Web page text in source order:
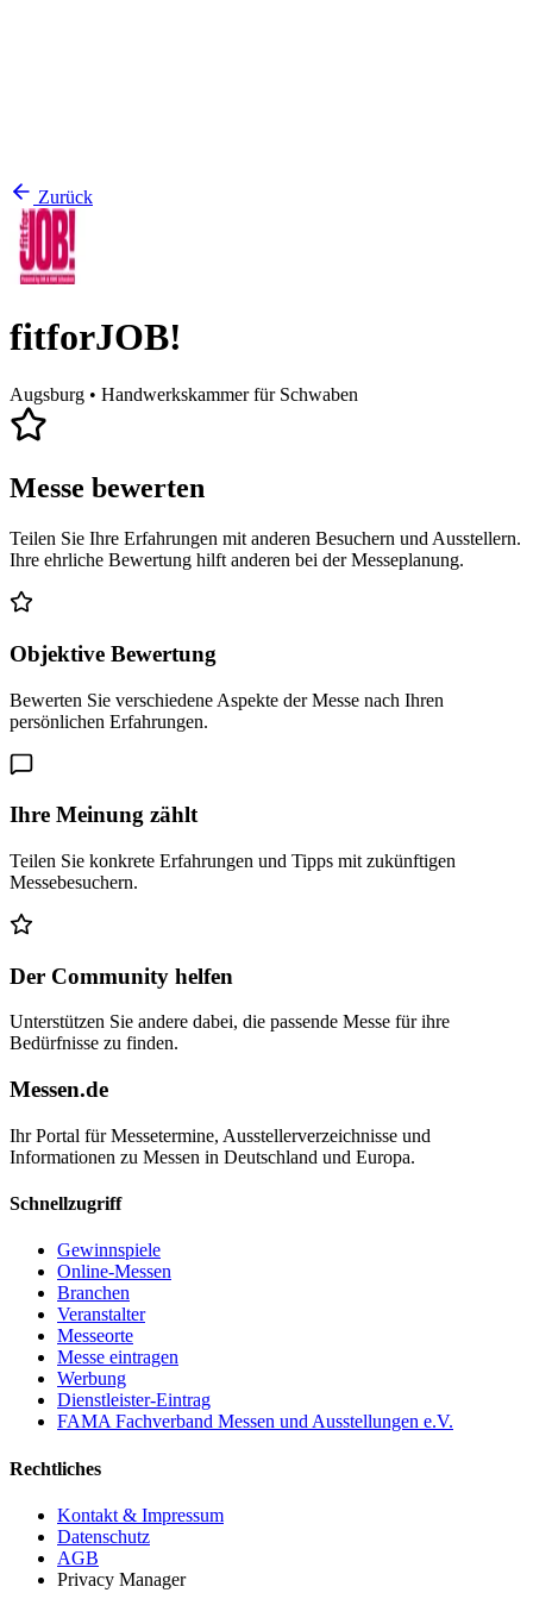
Zurück
fitforJOB!
Augsburg • Handwerkskammer für Schwaben
Messe bewerten
Teilen Sie Ihre Erfahrungen mit anderen Besuchern und Ausstellern.
Ihre ehrliche Bewertung hilft anderen bei der Messeplanung.
Objektive Bewertung
Bewerten Sie verschiedene Aspekte der Messe nach Ihren
persönlichen Erfahrungen.
Ihre Meinung zählt
Teilen Sie konkrete Erfahrungen und Tipps mit zukünftigen
Messebesuchern.
Der Community helfen
Unterstützen Sie andere dabei, die passende Messe für ihre
Bedürfnisse zu finden.
Messen.de
Ihr Portal für Messetermine, Ausstellerverzeichnisse und
Informationen zu Messen in Deutschland und Europa.
Schnellzugriff
Gewinnspiele
Online-Messen
Branchen
Veranstalter
Messeorte
Messe eintragen
Werbung
Dienstleister-Eintrag
FAMA Fachverband Messen und Ausstellungen e.V.
Rechtliches
Kontakt & Impressum
Datenschutz
AGB
Privacy Manager